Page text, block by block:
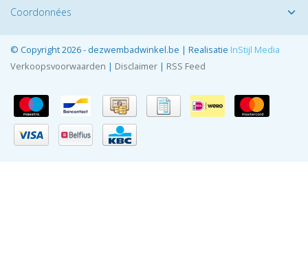
Coordonnées
© Copyright 2026 - dezwembadwinkel.be | Realisatie InStijl Media
Verkoopsvoorwaarden | Disclaimer | RSS Feed